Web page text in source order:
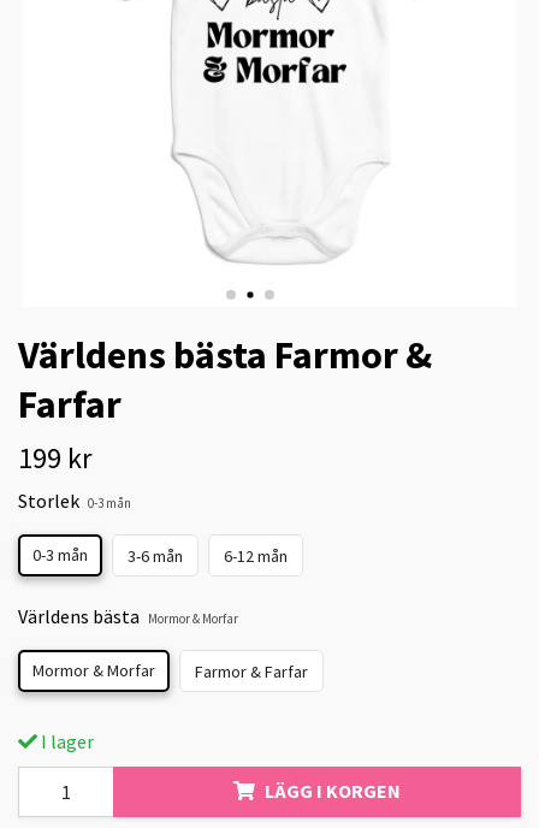
Världens bästa Farmor &
Farfar
199 kr
Storlek 0-3 mån
0-3 mån 3-6 mån 6-12 mån
Världens bästa Mormor & Morfar
Mormor & Morfar Farmor & Farfar
I lager
LÄGG I KORGEN